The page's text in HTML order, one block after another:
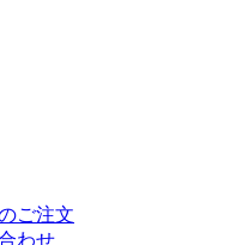
ご注文
わせ